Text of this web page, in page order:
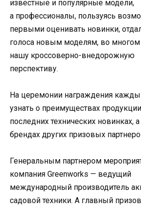
известные и популярные модели,
а профессионалы, пользуясь
первыми оценивать новинки,
голоса новым моделям, во
нашу кроссоверно-внедорожную
перспективу.
На церемонии награждения
узнать о преимуществах
последних технических новинках,
брендах других призовых
Генеральным партнером
компания Greenworks — ведущий
международный производитель
садовой техники. А главный